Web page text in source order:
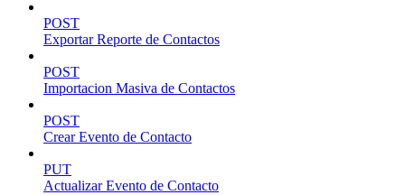
POST
Exportar Reporte de Contactos
POST
Importacion Masiva de Contactos
POST
Crear Evento de Contacto
PUT
Actualizar Evento de Contacto